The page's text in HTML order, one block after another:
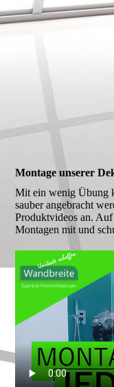
Montage unserer
Mit ein wenig Übung
sauber angebracht
Produktvideos an.
Montagen mit und